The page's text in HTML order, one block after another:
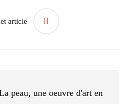
article
peau, une oeuvre d'art en